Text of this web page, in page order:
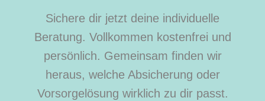
Sichere dir jetzt deine individuelle
Beratung. Vollkommen kostenfrei und
persönlich. Gemeinsam finden wir
heraus, welche Absicherung oder
Vorsorgelösung wirklich zu dir passt.